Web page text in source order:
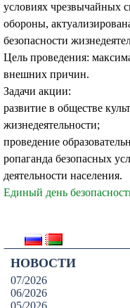
условиях чрезвычайных
обороны,
безопасности
Цель проведения:
внешних причин.
Задачи акции:
развитие в обществе
жизнедеятельности;
проведение
ропаганда безопасных
деятельности населения.
Единый день
НОВОСТИ
07/2026
06/2026
05/2026